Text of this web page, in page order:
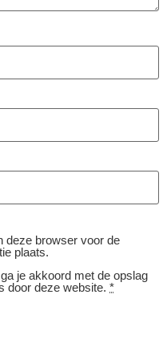
deze browser voor de
plaats.
je akkoord met de opslag
door deze website. *